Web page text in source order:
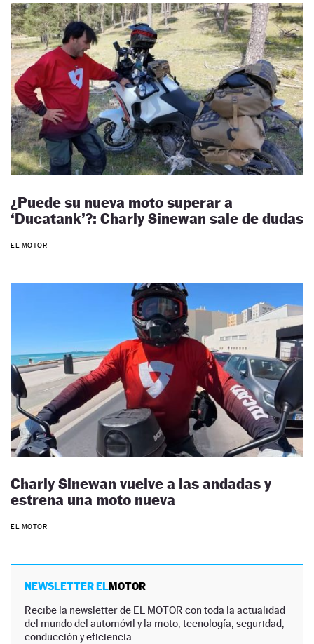
¿Puede su nueva moto superar a
‘Ducatank’?: Charly Sinewan sale de dudas
EL MOTOR
Charly Sinewan vuelve a las andadas y
estrena una moto nueva
EL MOTOR
NEWSLETTER ELMOTOR
Recibe la newsletter de EL MOTOR con toda la actualidad
del mundo del automóvil y la moto, tecnología, seguridad,
conducción y eficiencia.